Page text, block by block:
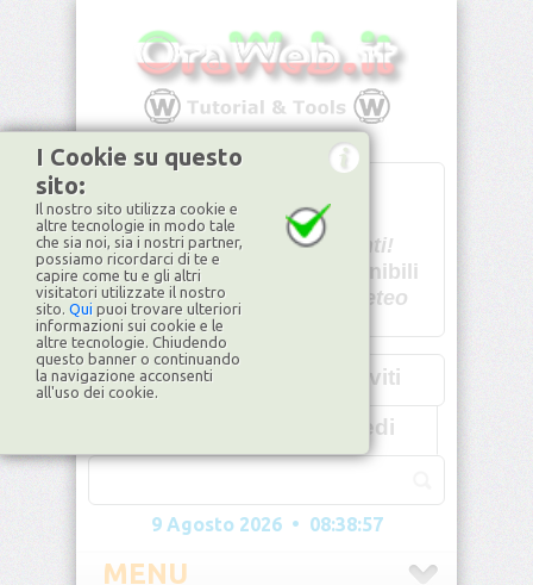
U - -
Spiacenti!
non disponibili
Dati meteo
©2026ilMeteo.it
Iscriviti
Accedi
9 Agosto 2026 • 08:39:00
MENU
I Cookie su questo
sito:
Il nostro sito utilizza cookie e
altre tecnologie in modo tale
che sia noi, sia i nostri partner,
possiamo ricordarci di te e
capire come tu e gli altri
visitatori utilizzate il nostro
sito. Qui puoi trovare ulteriori
informazioni sui cookie e le
altre tecnologie. Chiudendo
questo banner o continuando
la navigazione acconsenti
all'uso dei cookie.